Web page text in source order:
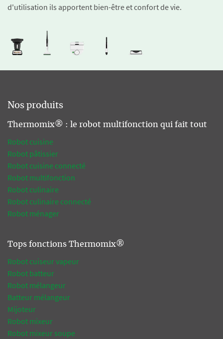
d'utilisation ils apportent bien-être et confort de vie.
Nos produits
Thermomix® : le robot multifonction qui fait tout
Robot cuisine
Robot pâtissier
Robot cuisine connecté
Robot multifonction
Robot culinaire
Robot culinaire connecté
Robot ménager
Tops fonctions Thermomix®
Robot cuiseur vapeur
Robot batteur
Robot mélangeur
Batteur mélangeur
Mijoteur
Robot mixeur
Robot mixeur soupe